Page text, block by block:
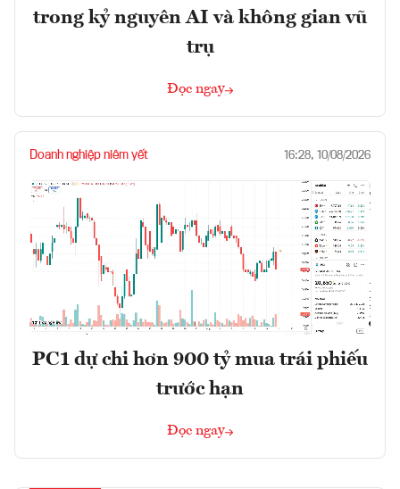
trong kỷ nguyên AI và không gian vũ
trụ
Đọc ngay
Doanh nghiệp niêm yết 16:28, 10/08/2026
PC1 dự chi hơn 900 tỷ mua trái phiếu
trước hạn
Đọc ngay